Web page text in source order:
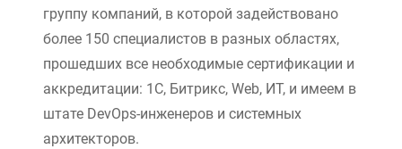
группу компаний, в которой задействовано
более 150 специалистов в разных областях,
прошедших все необходимые сертификации и
аккредитации: 1С, Битрикс, Web, ИТ, и имеем в
штате DevOps-инженеров и системных
архитекторов.